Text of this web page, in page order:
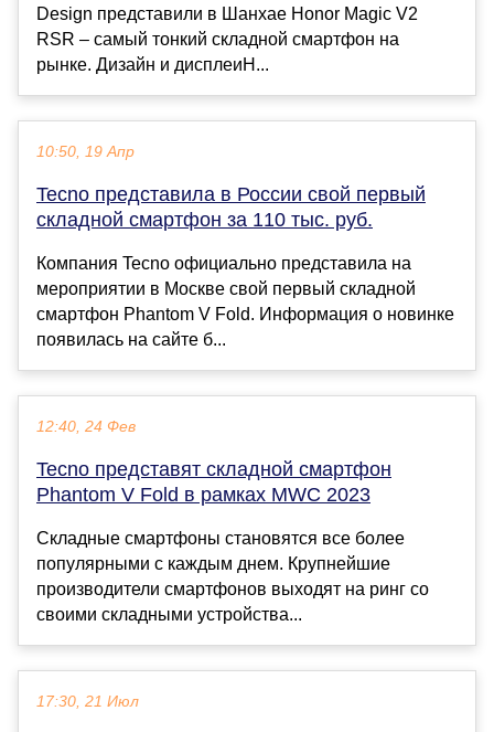
Design представили в Шанхае Honor Magic V2
RSR – самый тонкий складной смартфон на
рынке. Дизайн и дисплеиH...
10:50, 19 Апр
Tecno представила в России свой первый
складной смартфон за 110 тыс. руб.
Компания Tecno официально представила на
мероприятии в Москве свой первый складной
смартфон Phantom V Fold. Информация о новинке
появилась на сайте б...
12:40, 24 Фев
Tecno представят складной смартфон
Phantom V Fold в рамках MWC 2023
Складные смартфоны становятся все более
популярными с каждым днем. Крупнейшие
производители смартфонов выходят на ринг со
своими складными устройства...
17:30, 21 Июл